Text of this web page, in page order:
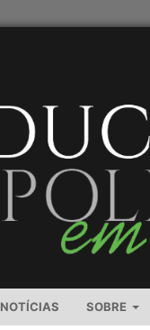
NOTÍCIAS SOBRE